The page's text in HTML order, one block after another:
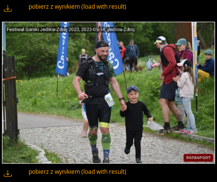
pobierz z wynikiem (load with result)
pobierz z wynikiem (load with result)